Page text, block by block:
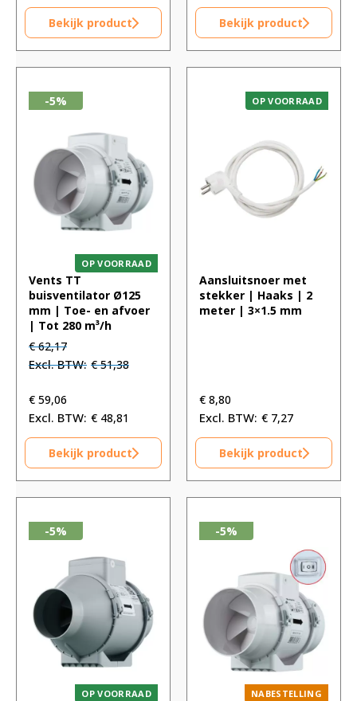
Bekijk product Bekijk product
-5%
OP VOORRAAD
Vents TT
buisventilator Ø125
mm | Toe- en afvoer
| Tot 280 m³/h
Oorspronkelijke
prijs
€ 62,17.
€62,17Huidige
prijs €51,38
€ 59,06
€ 48,81
Bekijk product
OP VOORRAAD
Aansluitsnoer met
stekker | Haaks | 2
meter | 3×1.5 mm
€ 8,80
€ 7,27
Bekijk product
-5%
OP VOORRAAD
-5%
NABESTELLING